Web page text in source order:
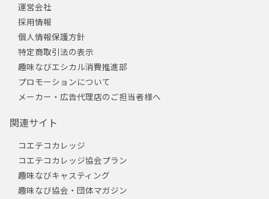
運営会社
採用情報
個人情報保護方針
特定商取引法の表示
趣味なびエシカル消費推進部
プロモーションについて
メーカー・広告代理店のご担当者様へ
関連サイト
コエテコカレッジ
コエテコカレッジ協会プラン
趣味なびキャスティング
趣味なび協会・団体マガジン